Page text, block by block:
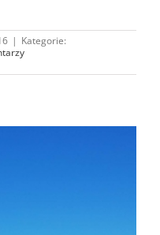
| Kategorie: